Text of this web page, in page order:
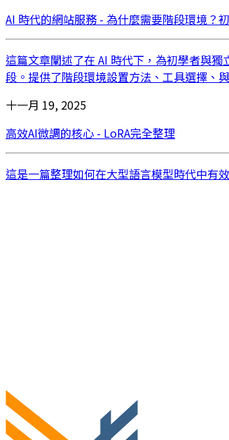
AI 時代的網站服務 - 為什麼需要階段環境？
這篇文章闡述了在 AI 時代下，為初學者與
段。提供了階段環境設置方法、工具選擇、
十一月 19, 2025
高效AI微調的核心 - LoRA完全整理
這是一篇整理如何在大型語言模型時代中有